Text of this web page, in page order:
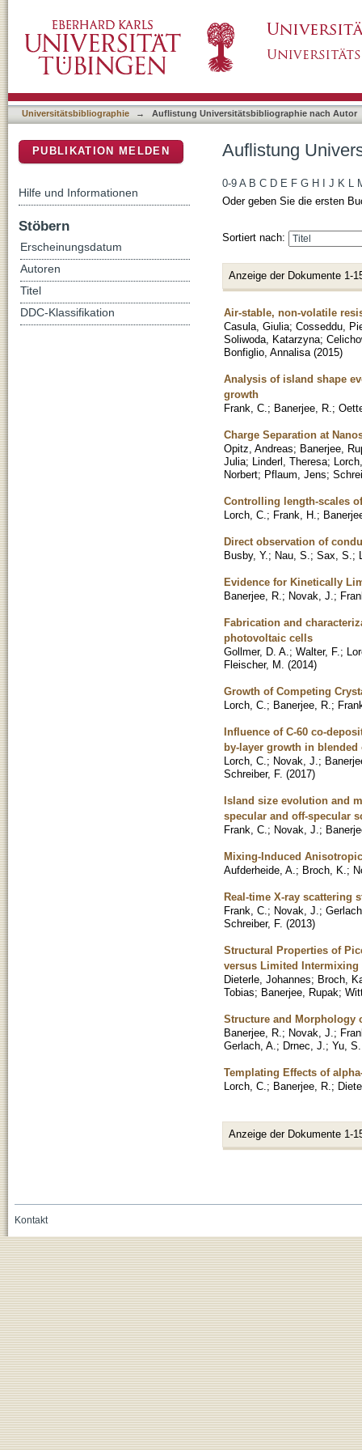
Universitätsbibliographie → Auflistung Universitätsbibliographie nach Autor
Auflistung
0-9 A B C D E F G H J K L
Oder geben Sie die ersten
Sortiert nach:
Anzeige der Dokumente 1-
Air-stable, non-volatile
Casula, Giulia; Cosseddu,
Soliwoda, Katarzyna;
Bonfiglio, Annalisa (2015)
Analysis of island shape
growth
Frank, C. ; Banerjee, R. ;
Charge Separation at
Opitz, Andreas; Banerjee,
Julia; Linderl, Theresa;
Norbert; Pflaum, Jens;
Controlling length-scales
Lorch, C. ; Frank, H. ;
Direct observation of
Busby, Y. ; Nau, S. ; Sax, S. ;
Evidence for Kinetically
Banerjee, R. ; Novak, J. ;
Fabrication and
photovoltaic cells
Gollmer, D. A. ; Walter, F. ;
Fleischer, M. (2014)
Growth of Competing
Lorch, C. ; Banerjee, R. ;
Influence of C-60 co-
by-layer growth in
Lorch, C. ; Novak, J. ;
Schreiber, F. (2017)
Island size evolution and
specular and off-specular
Frank, C. ; Novak, J. ;
Mixing-Induced
Aufderheide, A. ; Broch, K. ;
Real-time X-ray scattering
Frank, C. ; Novak, J. ;
Schreiber, F. (2013)
Structural Properties of
versus Limited Intermixing
Dieterle, Johannes; Broch,
Tobias; Banerjee, Rupak;
Structure and Morphology
Banerjee, R. ; Novak, J. ;
Gerlach, A. ; Drnec, J. ; Yu, S.
Templating Effects of
Lorch, C. ; Banerjee, R. ;
Anzeige der Dokumente 1-
PUBLIKATION MELDEN
Hilfe und Informationen
Stöbern
Erscheinungsdatum
Autoren
Titel
DDC-Klassifikation
Kontakt